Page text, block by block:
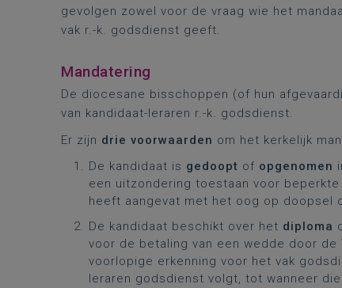
gevolgen zowel voor de vraag wie het
vak r.-k. godsdienst geeft.
Mandatering
De diocesane bisschoppen (of hun
van kandidaat-leraren r.-k. godsdienst.
Er zijn drie voorwaarden om het kerkelijk
De kandidaat is gedoopt of opgenomen
een uitzondering toestaan voor
heeft aangevat met het oog op doopsel
De kandidaat beschikt over het diploma
voor de betaling van een wedde door
voorlopige erkenning voor het vak
leraren godsdienst volgt, tot wanneer